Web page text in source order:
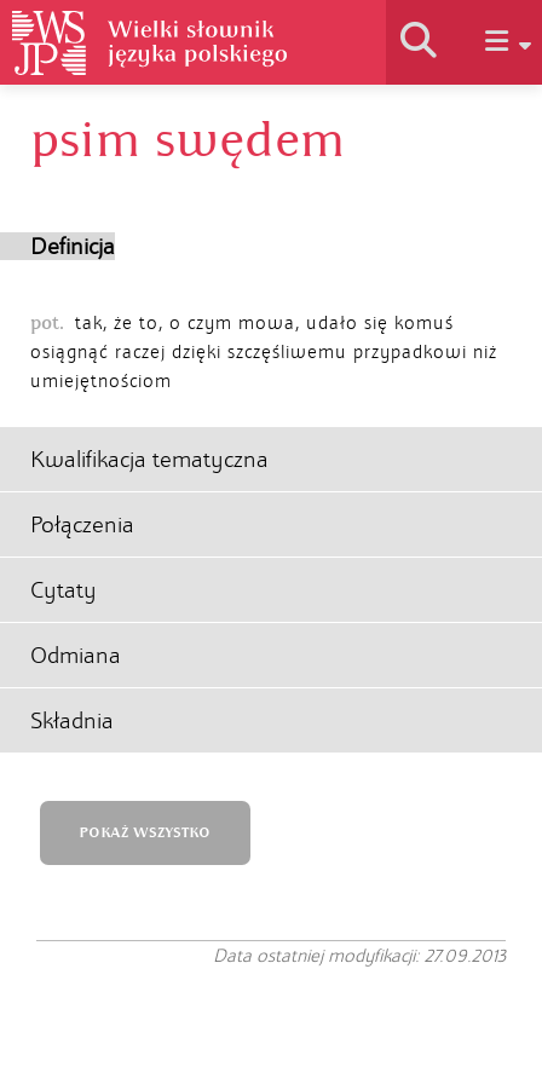
Historia słownika
psim swędem
Definicja
pot. tak, że to, o czym mowa, udało się komuś
osiągnąć raczej dzięki szczęśliwemu przypadkowi niż
umiejętnościom
Kwalifikacja tematyczna
Połączenia
Cytaty
Odmiana
Składnia
POKAŻ WSZYSTKO
Data ostatniej modyfikacji: 27.09.2013